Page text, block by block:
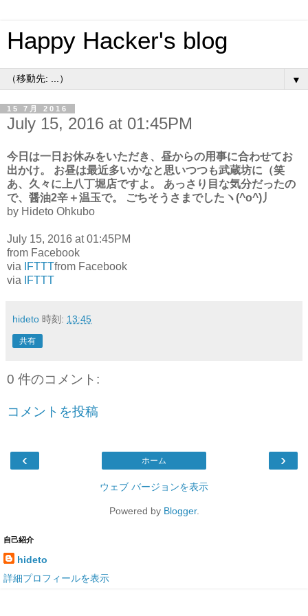
Happy Hacker's blog
▼
15 7月 2016
July 15, 2016 at 01:45PM
今日は一日お休みをいただき、昼からの用事に合わせてお
出かけ。 お昼は最近多いかなと思いつつも武蔵坊に（笑
あ、久々に上八丁堀店ですよ。 あっさり目な気分だったの
で、醤油2辛＋温玉で。 ごちそうさまでしたヽ(^o^)丿
by Hideto Ohkubo
July 15, 2016 at 01:45PM
from Facebook
via
IFTTTfrom Facebook
via
IFTTT
hideto 時刻: 13:45
共有
0 件のコメント:
コメントを投稿
‹ ›
ホーム
ウェブ バージョンを表示
Powered by Blogger.
自己紹介
hideto
詳細プロフィールを表示